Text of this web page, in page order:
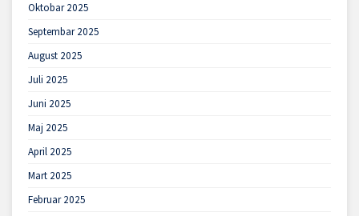
Oktobar 2025
Septembar 2025
August 2025
Juli 2025
Juni 2025
Maj 2025
April 2025
Mart 2025
Februar 2025